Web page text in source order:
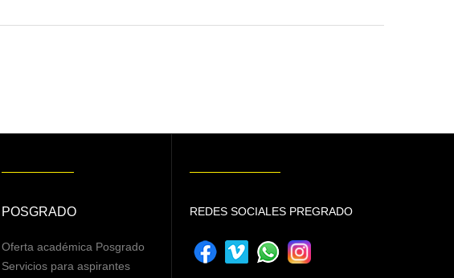
POSGRADO
Oferta académica Posgrado
Servicios para aspirantes
REDES SOCIALES PREGRADO